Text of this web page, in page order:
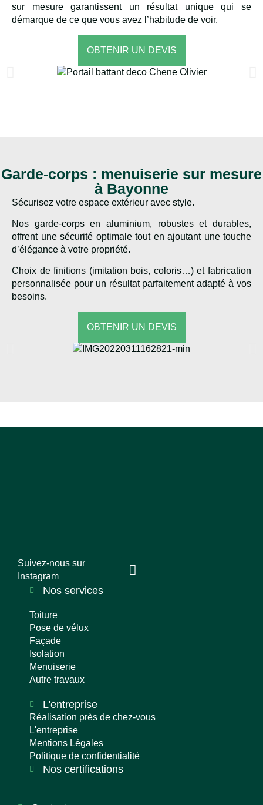
sur mesure garantissent un résultat unique qui se
démarque de ce que vous avez l’habitude de voir.
OBTENIR UN DEVIS
Garde-corps : menuiserie sur mesure
à Bayonne
Sécurisez votre espace extérieur avec style.
Nos garde-corps en aluminium, robustes et durables,
offrent une sécurité optimale tout en ajoutant une touche
d’élégance à votre propriété.
Choix de finitions (imitation bois, coloris…) et fabrication
personnalisée pour un résultat parfaitement adapté à vos
besoins.
OBTENIR UN DEVIS
Suivez-nous sur
Instagram
Nos services
Toiture
Pose de vélux
Façade
Isolation
Menuiserie
Autre travaux
L'entreprise
Réalisation près de chez-vous
L'entreprise
Mentions Légales
Politique de confidentialité
Nos certifications